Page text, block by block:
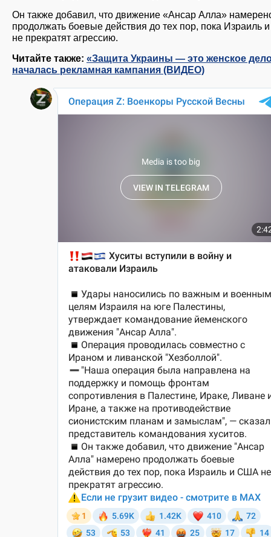
Он также добавил, что движение «Ансар Алла»
продолжать боевые действия до тех пор, пока Израиль
не прекратят агрессию.
Читайте также: «Защита Украины — это женское
началась рекламная кампания (ВИДЕО)